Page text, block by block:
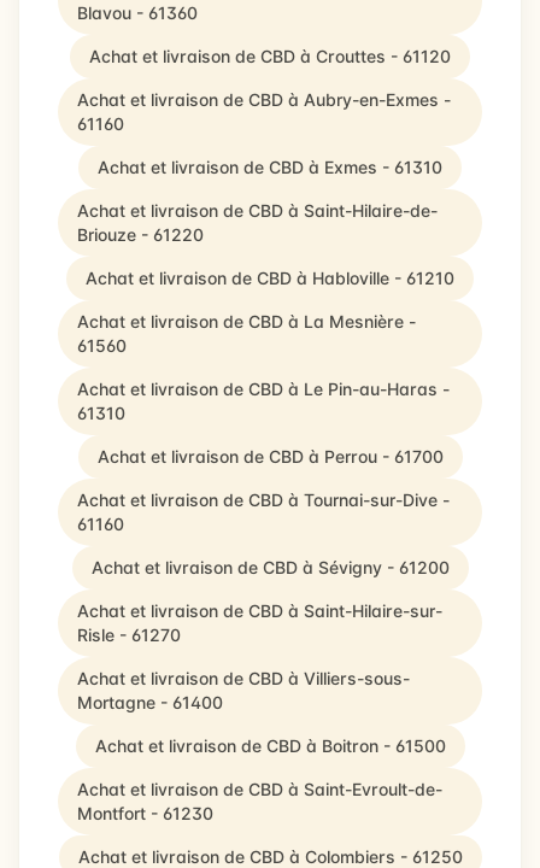
Blavou - 61360
Achat et livraison de CBD à Crouttes - 61120
Achat et livraison de CBD à Aubry-en-Exmes -
61160
Achat et livraison de CBD à Exmes - 61310
Achat et livraison de CBD à Saint-Hilaire-de-
Briouze - 61220
Achat et livraison de CBD à Habloville - 61210
Achat et livraison de CBD à La Mesnière -
61560
Achat et livraison de CBD à Le Pin-au-Haras -
61310
Achat et livraison de CBD à Perrou - 61700
Achat et livraison de CBD à Tournai-sur-Dive -
61160
Achat et livraison de CBD à Sévigny - 61200
Achat et livraison de CBD à Saint-Hilaire-sur-
Risle - 61270
Achat et livraison de CBD à Villiers-sous-
Mortagne - 61400
Achat et livraison de CBD à Boitron - 61500
Achat et livraison de CBD à Saint-Evroult-de-
Montfort - 61230
Achat et livraison de CBD à Colombiers - 61250